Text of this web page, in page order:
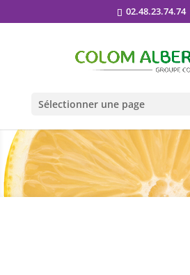
02.48.23.74.74
Sélectionner une page